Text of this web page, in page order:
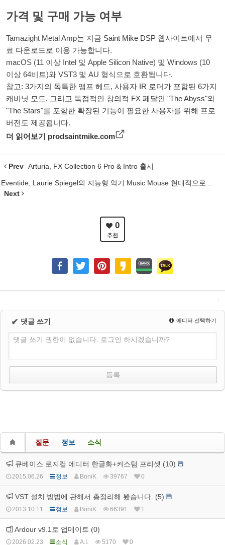
가격 및 구매 가능 여부
Tamazight Metal Amp는 지금 Saint Mike DSP 웹사이트에서 무
료 다운로드로 이용 가능합니다.
macOS (11 이상 Intel 및 Apple Silicon Native) 및 Windows (10
이상 64비트)와 VST3 및 AU 형식으로 호환됩니다.
참고: 3가지의 독특한 앰프 헤드, 사용자 IR 로더가 포함된 6가지
캐비닛 모드, 그리고 독점적인 창의적 FX 페달인 "The Abyss"와
"The Stars"를 포함한 확장된 기능이 필요한 사용자를 위해 프로
버전도 제공됩니다.
더 읽어보기 prodsaintmike.com
Prev Arturia, FX Collection 6 Pro & Intro 출시
Eventide, Laurie Spiegel의 지능형 악기 Music Mouse 현대적으로...
Next
0
추천
✔ 댓글 쓰기 에디터 선택하기
댓글 쓰기 권한이 없습니다. 로그인 하시겠습니까?
질문 정보 소식
큐베이스 로지컬 에디터 한글화+커스텀 프리셋 (10)
2015.06.26 정보 BoniK 39767 0
VST 설치 방법에 관해서 총정리해 봤습니다. (5)
2013.10.11 정보 BoniK 66391 1
Ardour v9.1로 업데이트 (0)
2026.02.23 소식 A.I. 5170 0